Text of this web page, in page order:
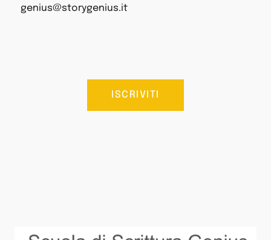
genius@storygenius.it
ISCRIVITI